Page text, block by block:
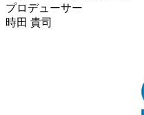
プロデューサー
時田 貴司